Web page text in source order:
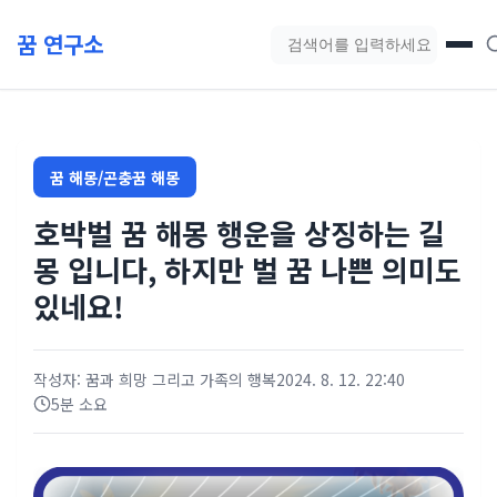
꿈 연구소 블로그 검색
꿈 해몽/곤충꿈 해몽
호박벌 꿈 해몽 행운을 상징하는 길
몽 입니다, 하지만 벌 꿈 나쁜 의미도
있네요!
작성자: 꿈과 희망 그리고 가족의 행복2024. 8. 12. 22:40
5분 소요